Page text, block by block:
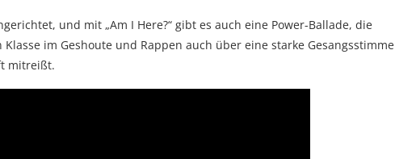
und mit „Am I Here?“ gibt es auch eine Power-Ballade, die
im Geshoute und Rappen auch über eine starke Gesangsstimme
mitreißt.